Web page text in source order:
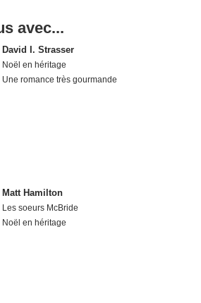
avec...
David I. Strasser
Noël en héritage
Une romance très gourmande
Matt Hamilton
Les soeurs McBride
Noël en héritage